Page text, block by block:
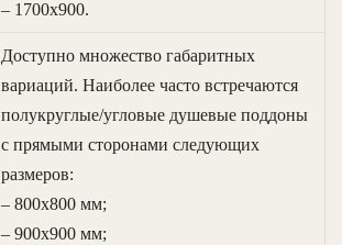
– 1700х900.
Доступно множество габаритных
вариаций. Наиболее часто встречаются
полукруглые/угловые душевые поддоны
с прямыми сторонами следующих
размеров:
– 800х800 мм;
– 900х900 мм;